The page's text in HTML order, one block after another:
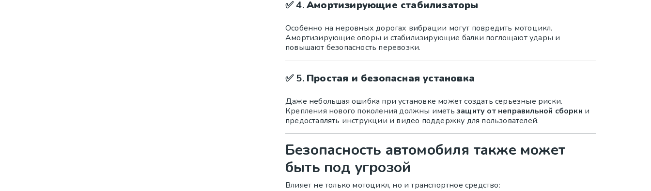
✅ 4.Амортизирующие стабилизаторы
Особенно на неровных дорогах вибрации могут повредить мотоцикл.
Амортизирующие опоры и стабилизирующие балки поглощают удары и
повышают безопасность перевозки.
✅ 5. Простая и безопасная установка
Даже небольшая ошибка при установке может создать серьезные риски.
Крепления нового поколения должны иметьзащиту от неправильной сборки и
предоставлять инструкции и видео поддержку для пользователей.
Безопасность автомобиля также может
быть под угрозой
Влияет не только мотоцикл, но и транспортное средство: